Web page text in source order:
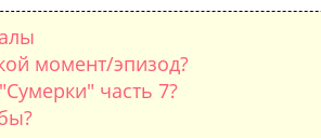
момент/эпизод?
часть 7?